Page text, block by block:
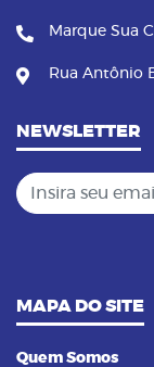
Marque Sua
Rua Antônio
NEWSLETTER
Insira seu email
MAPA DO SITE
Quem Somos